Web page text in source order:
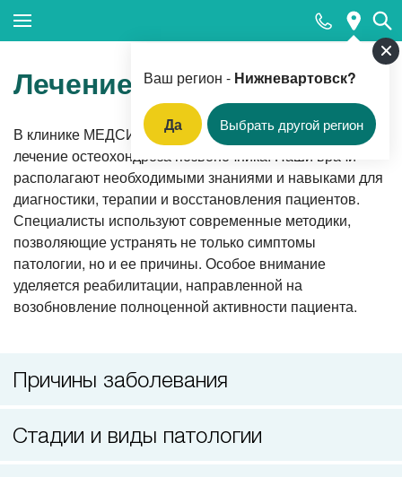
Ваш регион - Нижневартовск?
Да Выбрать другой регион
Популярные запросы
Магнитно-резонансная томография
Прием акушера-гинеколога
Прием кардиолога
Цифровая стоматология
Прием врача-гастроэнтеролога
ФГДС (фиброгастродуоденоскопия)
Лечение остеохондроза
В клинике МЕДСИ в Нижневартовске проводится
лечение остеохондроза позвоночника. Наши врачи
располагают необходимыми знаниями и навыками для
диагностики, терапии и восстановления пациентов.
Специалисты используют современные методики,
позволяющие устранять не только симптомы
патологии, но и ее причины. Особое внимание
уделяется реабилитации, направленной на
возобновление полноценной активности пациента.
Причины заболевания
Стадии и виды патологии